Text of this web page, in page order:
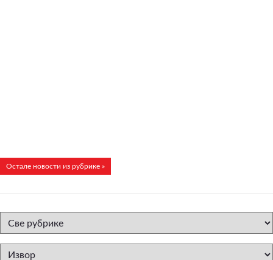
Остале новости из рубрике »